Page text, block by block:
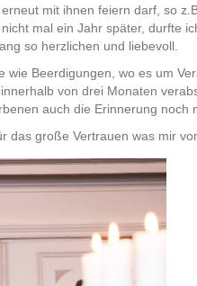
mit ihnen feiern darf, so
mal ein Jahr später, durfte
so herzlichen und liebevoll.
wie Beerdigungen, wo es um
von drei Monaten
auch die Erinnerung noch
das große Vertrauen was mir